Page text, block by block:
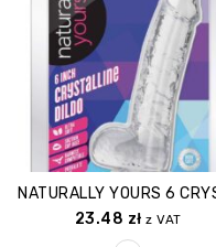
23.48 zł z VAT